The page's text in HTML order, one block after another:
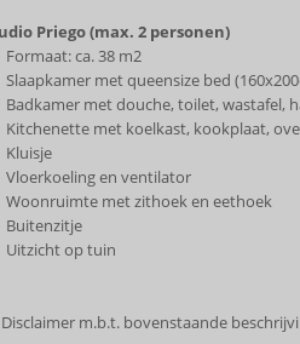
Priego (max. 2 personen)
Formaat: ca. 38 m2
Slaapkamer met queensize bed
Badkamer met douche, toilet, wastafel,
Kitchenette met koelkast, kookplaat,
Kluisje
Vloerkoeling en ventilator
Woonruimte met zithoek en eethoek
Buitenzitje
Uitzicht op tuin
Disclaimer m.b.t. bovenstaande